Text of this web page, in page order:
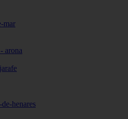
mar
arona
henares